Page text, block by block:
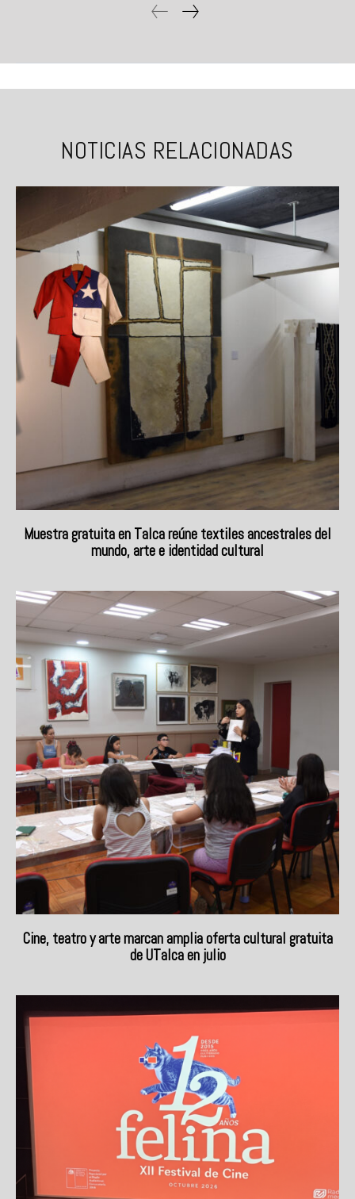
NOTICIAS RELACIONADAS
Muestra gratuita en Talca reúne textiles ancestrales del
mundo, arte e identidad cultural
Cine, teatro y arte marcan amplia oferta cultural gratuita
de UTalca en julio